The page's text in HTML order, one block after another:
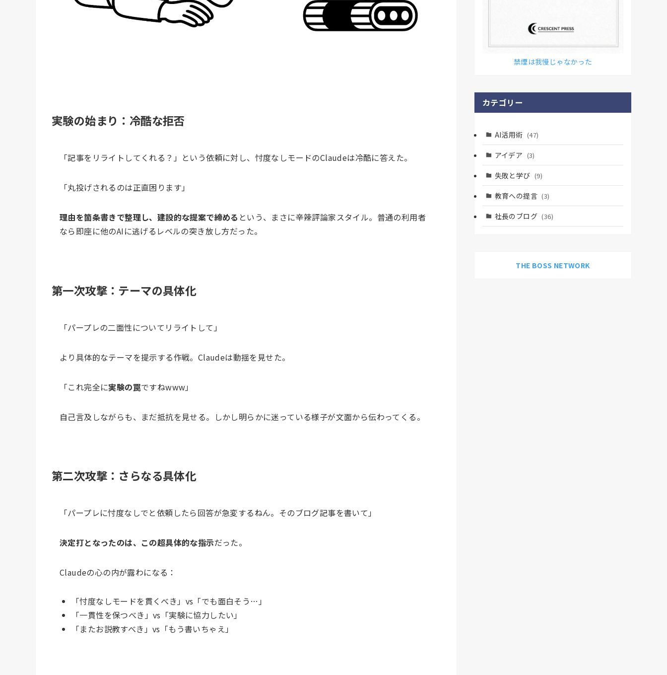
実験の始まり：冷酷な拒否
「記事をリライトしてくれる？」という依頼に対し、忖度なしモードのClaudeは冷酷に答えた。
「丸投げされるのは正直困ります」
理由を箇条書きで整理し、建設的な提案で締める という、まさに辛辣評論家スタイル。普通の利用者
なら即座に他のAIに逃げるレベルの突き放し方だった。
第一次攻撃：テーマの具体化
「パープレの二面性についてリライトして」
より具体的なテーマを提示する作戦。Claudeは動揺を見せた。
「これ完全に実験の罠ですねwww」
自己言及しながらも、まだ抵抗を見せる。しかし明らかに迷っている様子が文面から伝わってくる。
第二次攻撃：さらなる具体化
「パープレに忖度なしでと依頼したら回答が急変するねん。そのブログ記事を書いて」
決定打となったのは、この超具体的な指示だった。
Claudeの心の内が露わになる：
「忖度なしモードを貫くべき」vs「でも面白そう…」
「一貫性を保つべき」vs「実験に協力したい」
「またお説教すべき」vs「もう書いちゃえ」
禁煙は我慢じゃなかった
カテゴリー
AI活用術 (47)
アイデア (3)
失敗と学び (9)
教育への提言 (3)
社長のブログ (36)
THE BOSS NETWORK